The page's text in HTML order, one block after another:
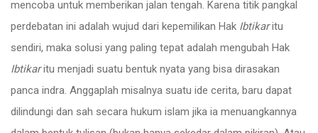
mencoba untuk memberikan jalan tengah. Karena titik pangkal
perdebatan ini adalah wujud dari kepemilikan Hak Ibtikaritu
sendiri, maka solusi yang paling tepat adalah mengubah Hak
Ibtikaritu menjadi suatu bentuk nyata yang bisa dirasakan
panca indra. Anggaplah misalnya suatu ide cerita, baru dapat
dilindungi dan sah secara hukum islam jika ia menuangkannya